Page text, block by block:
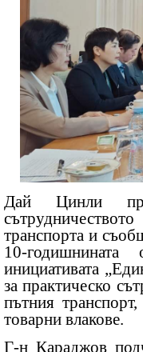
Дай Цинли
транспорта и
10-
инициативата
за практическо
пътния
товарни влакове.
Г-н Караджов